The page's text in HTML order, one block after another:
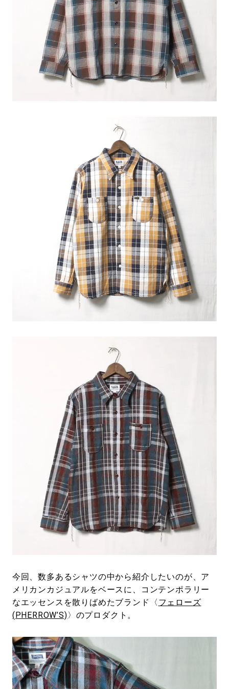
今回、数多あるシャツの中から紹介したいのが、ア
メリカンカジュアルをベースに、コンテンポラリー
なエッセンスを散りばめたブランド〈 フェローズ
(PHERROW’S)〉のプロダクト。